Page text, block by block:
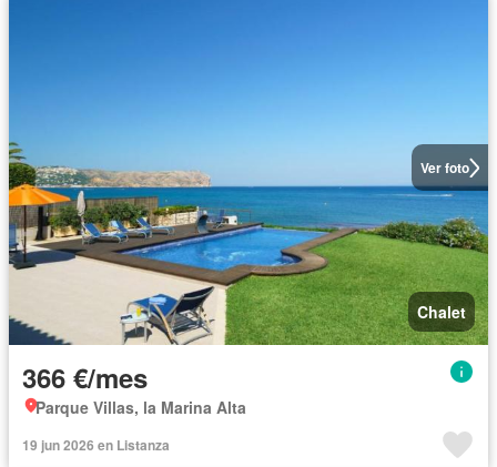
Ver foto
Chalet
366 €/mes
Parque Villas, la Marina Alta
19 jun 2026 en Listanza